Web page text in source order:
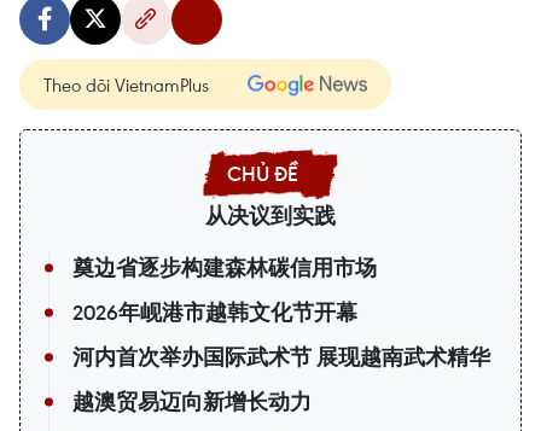
Theo dõi VietnamPlus
从决议到实践
奠边省逐步构建森林碳信用市场
2026年岘港市越韩文化节开幕
河内首次举办国际武术节 展现越南武术精华
越澳贸易迈向新增长动力